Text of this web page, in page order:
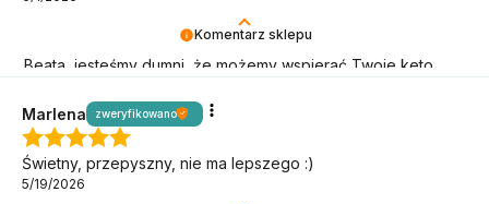
Komentarz sklepu
Beata, jesteśmy dumni, że możemy wspierać Twoje keto
Marlena zweryfikowano
Świetny, przepyszny, nie ma lepszego :)
5/19/2026